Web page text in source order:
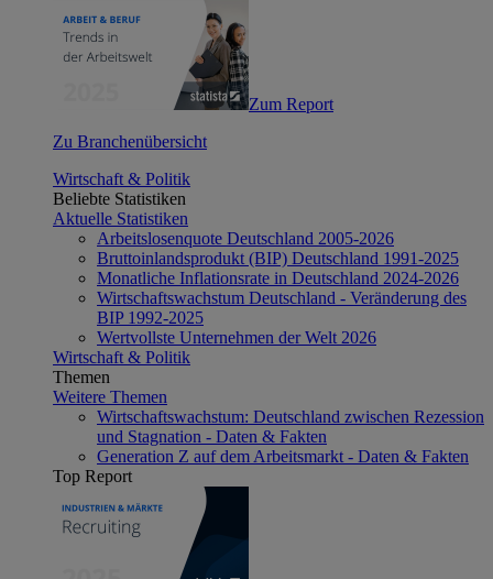
Zum Report
Zu Branchenübersicht
Wirtschaft & Politik
Beliebte Statistiken
Aktuelle Statistiken
Arbeitslosenquote Deutschland 2005-2026
Bruttoinlandsprodukt (BIP) Deutschland 1991-2025
Monatliche Inflationsrate in Deutschland 2024-2026
Wirtschaftswachstum Deutschland - Veränderung des
BIP 1992-2025
Wertvollste Unternehmen der Welt 2026
Wirtschaft & Politik
Themen
Weitere Themen
Wirtschaftswachstum: Deutschland zwischen Rezession
und Stagnation - Daten & Fakten
Generation Z auf dem Arbeitsmarkt - Daten & Fakten
Top Report